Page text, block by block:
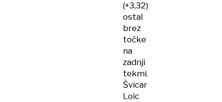
(+3,32)
ostal
brez
točke
na
zadnji
tekmi.
Švicar
Loic